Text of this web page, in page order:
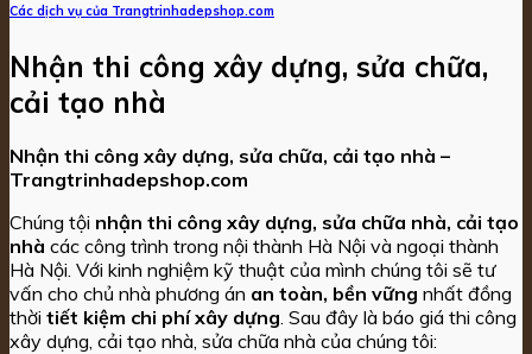
Các dịch vụ của Trangtrinhadepshop.com
Nhận thi công xây dựng, sửa chữa,
cải tạo nhà
Nhận thi công xây dựng, sửa chữa, cải tạo nhà –
Trangtrinhadepshop.com
Chúng tội nhận thi công xây dựng, sửa chữa nhà, cải tạo
nhà các công trình trong nội thành Hà Nội và ngoại thành
Hà Nội. Với kinh nghiệm kỹ thuật của mình chúng tôi sẽ tư
vấn cho chủ nhà phương án an toàn, bền vững nhất đồng
thời tiết kiệm chi phí xây dựng . Sau đây là báo giá thi công
xây dựng, cải tạo nhà, sửa chữa nhà của chúng tôi: